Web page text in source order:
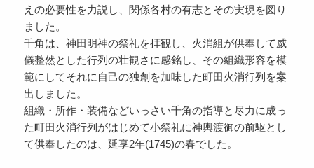
えの必要性を力説し、関係各村の有志とその実現を図り
ました。
千角は、神田明神の祭礼を拝観し、火消組が供奉して威
儀整然とした行列の壮観さに感銘し、その組織形容を模
範にしてそれに自己の独創を加味した町田火消行列を案
出しました。
組織・所作・装備などいっさい千角の指導と尽力に成っ
た町田火消行列がはじめて小祭礼に神輿渡御の前駆とし
て供奉したのは、延享2年(1745)の春でした。